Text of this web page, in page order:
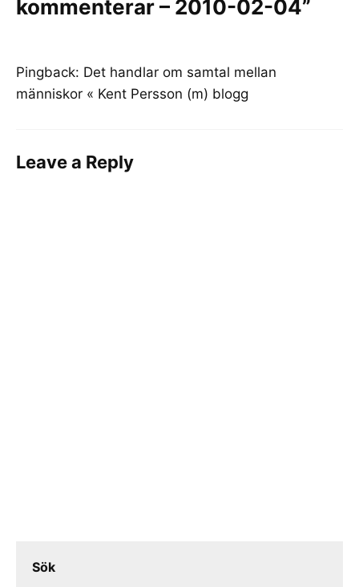
kommenterar – 2010-02-04”
Pingback: Det handlar om samtal mellan
människor « Kent Persson (m) blogg
Leave a Reply
Sök